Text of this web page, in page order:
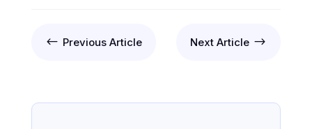
# Previous Article Next Article $